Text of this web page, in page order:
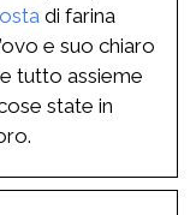
di farina
e suo chiaro
tutto assieme
state in